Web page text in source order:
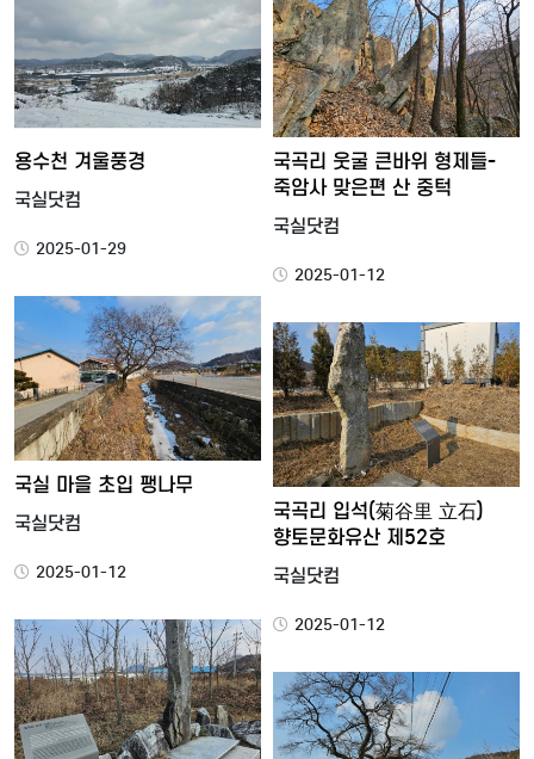
용수천 겨울풍경
국실닷컴
2025-01-29
국곡리 웃굴 큰바위 형제들-
죽암사 맞은편 산 중턱
국실닷컴
2025-01-12
국실 마을 초입 팽나무
국실닷컴
2025-01-12
국곡리 입석(菊谷里 立石)
향토문화유산 제52호
국실닷컴
2025-01-12